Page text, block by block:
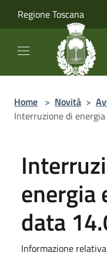
Regione Toscana
Home > Novità >
Interruzione di
energia
data
Informazione